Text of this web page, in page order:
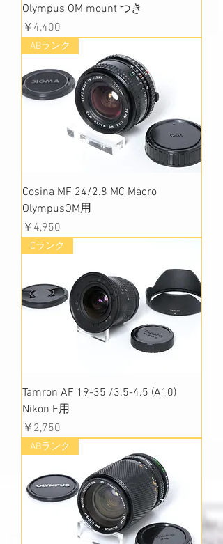
Olympus OM mount つき
価格
￥4,400
ABランク
Cosina MF 24/2.8 MC Macro
OlympusOM用
価格
￥4,950
Cランク
Tamron AF 19-35 /3.5-4.5 (A10)
Nikon F用
価格
￥2,750
ABランク